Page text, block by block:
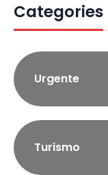
Categories
Urgente
Turismo